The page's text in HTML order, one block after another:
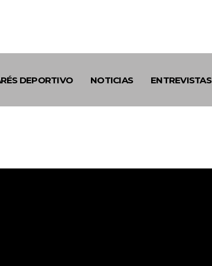
DEPORTIVO NOTICIAS ENTREVISTAS